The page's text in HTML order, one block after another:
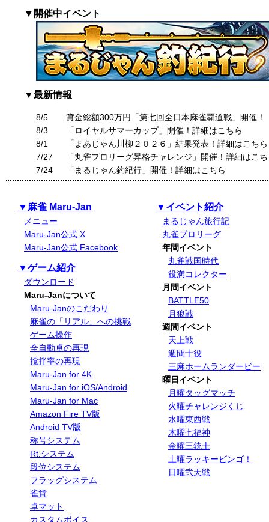
▼開催中イベント
▼最新情報
8/5
賞金総額300万円「第七回全日本麻雀覇道戦」開催！
8/3
「ロイヤルサマーカップ」開催！詳細はこちら
8/1
「まあじゃん川柳２０２６」結果発表！詳細はこちら
7/27
「丸雀プロリーグ昇格チャレンジ」開催！詳細はこ
7/24
「まるじゃん釣紀行」開催！詳細はこちら
▼麻雀 Maru-Jan
メニュー
Maru-Jan公式 X
Maru-Jan公式 Facebook
▼ゲーム紹介
ダウンロード
Maru-Janについて
Maru-Janのこだわり
麻雀の「リアル」への挑戦
ゲーム操作
全自動卓の再現
撹拌率の再現
Maru-Jan for 4K
Maru-Jan for iOS/Android
Maru-Jan for Mac
Amazon Fire TV版
Android TV版
称号システム
Rt.システム
段位システム
フラッグシステム
雀貨
卓マット
カスタムボイス
▼イベント紹介
まるじゃん旅行記
丸雀プロリーグ
年間イベント
丸雀戦国時代
役満コレクター
月間イベント
BATTLE50
月狼戦
週間イベント
天上戦
週間十役
三麻ホームランダービー
曜日イベント
月曜タッグマッチ
火曜チャレンジくじ
水曜東西戦
木曜七福神
金曜三銃士
土曜ラッキービンゴ！
日曜弐天戦